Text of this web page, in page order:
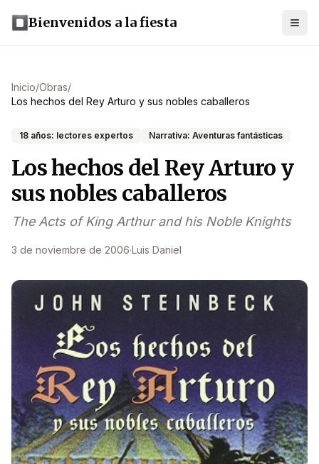
Bienvenidos a la fiesta
Inicio/Obras/
Los hechos del Rey Arturo y sus nobles caballeros
18 años: lectores expertos Narrativa: Aventuras fantásticas
Los hechos del Rey Arturo y
sus nobles caballeros
The Acts of King Arthur and his Noble Knights
3 de noviembre de 2006·Luis Daniel